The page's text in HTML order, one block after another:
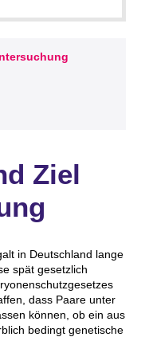
Ziel
in Deutschland lange
spät gesetzlich
dass Paare unter
können, ob ein aus
bedingt genetische